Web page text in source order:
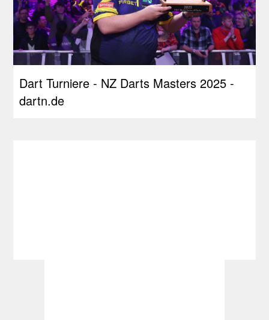
Dart Turniere - NZ Darts Masters 2025 -
dartn.de